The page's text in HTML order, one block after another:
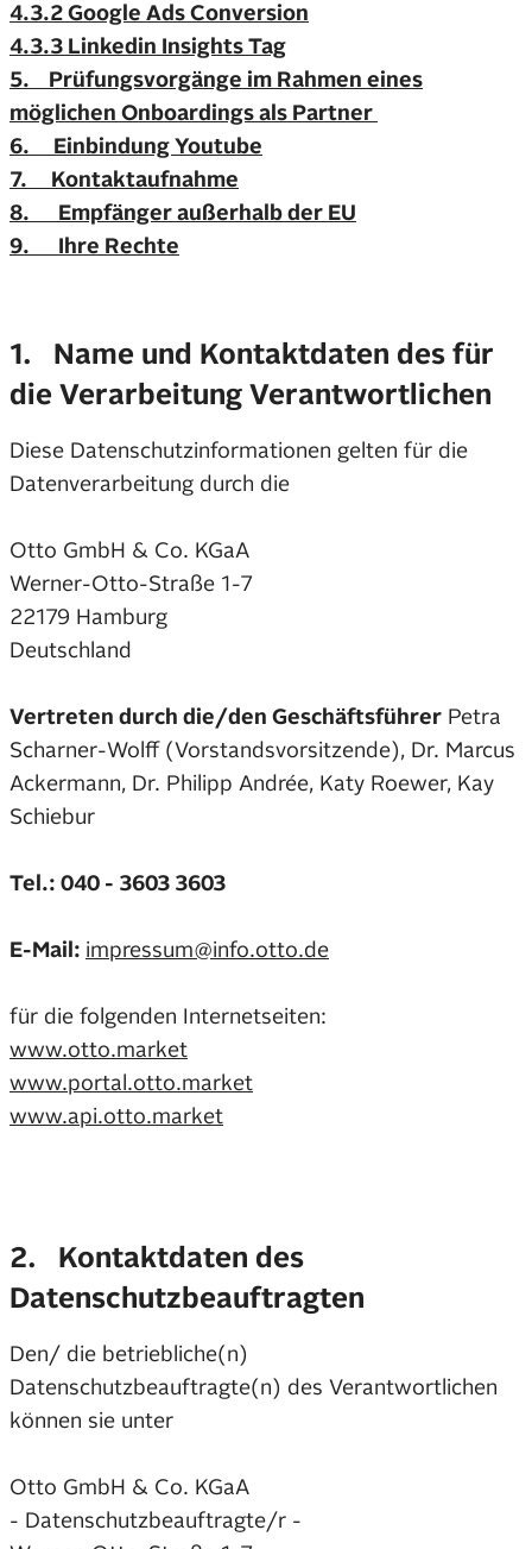
4.3.2 Google Ads Conversion
4.3.3 Linkedin Insights Tag
5. Prüfungsvorgänge im Rahmen eines
möglichen Onboardings als Partner
6. Einbindung Youtube
7. Kontaktaufnahme
8. Empfänger außerhalb der EU
9. Ihre Rechte
1. Name und Kontaktdaten des für
die Verarbeitung Verantwortlichen
Diese Datenschutzinformationen gelten für die
Datenverarbeitung durch die
Otto GmbH & Co. KGaA
Werner-Otto-Straße 1-7
22179 Hamburg
Deutschland
Vertreten durch die/den Geschäftsführer Petra
Scharner-Wolff (Vorstandsvorsitzende), Dr. Marcus
Ackermann, Dr. Philipp Andrée, Katy Roewer, Kay
Schiebur
Tel.: 040 - 3603 3603
E-Mail: impressum@info.otto.de
für die folgenden Internetseiten:
www.otto.market
www.portal.otto.market
www.api.otto.market
2. Kontaktdaten des
Datenschutzbeauftragten
Den/ die betriebliche(n)
Datenschutzbeauftragte(n) des Verantwortlichen
können sie unter
Otto GmbH & Co. KGaA
- Datenschutzbeauftragte/r -